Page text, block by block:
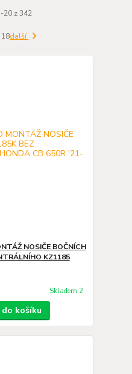
20 z 342
18další
NOSIČE BOČNÍCH
KZ1185
Skladem 2
košíku